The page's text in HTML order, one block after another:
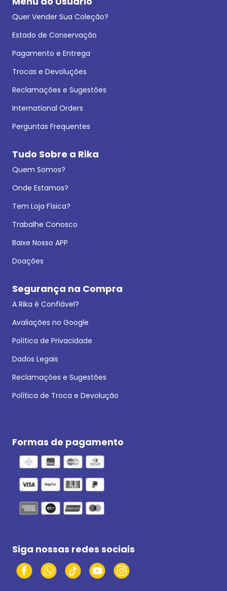
Quer Vender Sua Coleção?
Estado de Conservação
Pagamento e Entrega
Trocas e Devoluções
Reclamações e Sugestões
International Orders
Perguntas Frequentes
Tudo Sobre a Rika
Quem Somos?
Onde Estamos?
Tem Loja Física?
Trabalhe Conosco
Baixe Nosso APP
Doações
Segurança na Compra
A Rika é Confiável?
Avaliações no Google
Política de Privacidade
Dados Legais
Reclamações e Sugestões
Política de Troca e Devolução
Formas de pagamento
Siga nossas redes sociais